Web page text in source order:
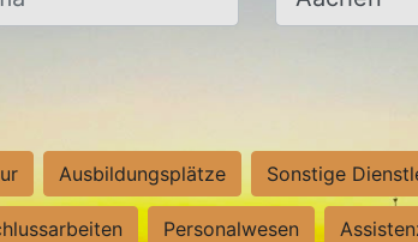
Ausbildungsplätze Sonstige
Personalwesen